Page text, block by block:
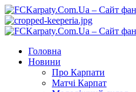
Перейти
до
вмісту
Primary
Головна
Новини
Про Карпати
Матчі Карпат